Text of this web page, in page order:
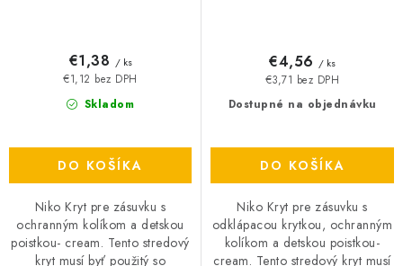
Skladom
€1,12 bez DPH
€1,38 / ks
DO KOŠÍKA
Niko Kryt pre zásuvku s
ochranným kolíkom a detskou
poistkou- cream. Tento stredový
kryt musí byť použitý so
Dostupné na objednávku
€3,71 bez DPH
€4,56 / ks
DO KOŠÍKA
Niko Kryt pre zásuvku s
odklápacou krytkou, ochranným
kolíkom a detskou poistkou-
cream. Tento stredový kryt musí